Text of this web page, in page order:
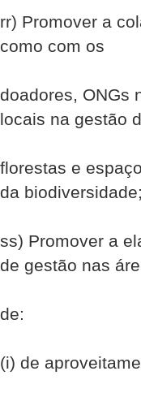
rr) Promover a
como com os
doadores,
locais na gestão
florestas e
da biodiversidade;
ss) Promover a
de gestão nas
de:
(i) de